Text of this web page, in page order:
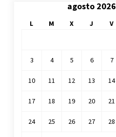
agosto 2026
L M X J V
3 4 5 6 7
10 11 12 13 14
17 18 19 20 21
24 25 26 27 28